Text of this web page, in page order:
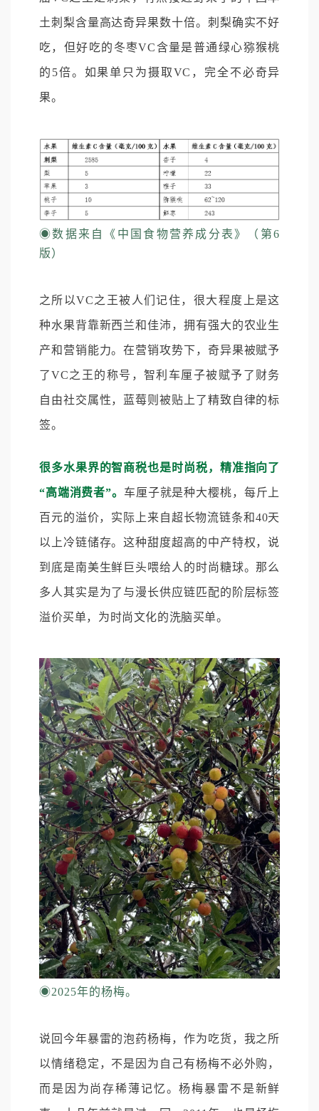
土刺梨含量高达奇异果数十倍。刺梨确实不好
吃，但好吃的冬枣VC含量是普通绿心猕猴桃
的5倍。如果单只为摄取VC，完全不必奇异
果。
◉数据来自《中国食物营养成分表》（第6
版）
之所以VC之王被人们记住，很大程度上是这
种水果背靠新西兰和佳沛，拥有强大的农业生
产和营销能力。在营销攻势下，奇异果被赋予
了VC之王的称号，智利车厘子被赋予了财务
自由社交属性，蓝莓则被贴上了精致自律的标
签。
很多水果界的智商税也是时尚税，精准指向了
“高端消费者”。 车厘子就是种大樱桃，每斤上
百元的溢价，实际上来自超长物流链条和40天
以上冷链储存。这种甜度超高的中产特权，说
到底是南美生鲜巨头喂给人的时尚糖球。那么
多人其实是为了与漫长供应链匹配的阶层标签
溢价买单，为时尚文化的洗脑买单。
◉2025年的杨梅。
说回今年暴雷的泡药杨梅，作为吃货，我之所
以情绪稳定，不是因为自己有杨梅不必外购，
而是因为尚存稀薄记忆。杨梅暴雷不是新鲜